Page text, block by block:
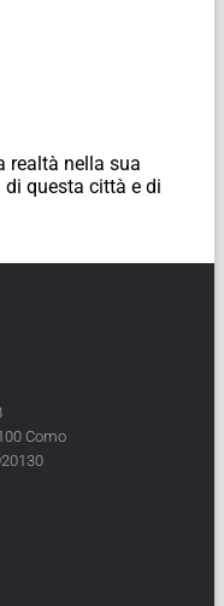
realtà nella sua
questa città e di
Como